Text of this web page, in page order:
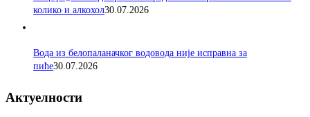
колико и алкохол30.07.2026
Вода из белопаланачког водовода није исправна за
пиће30.07.2026
Актуелности